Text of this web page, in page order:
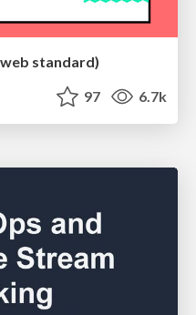
standard)
97 6.7k